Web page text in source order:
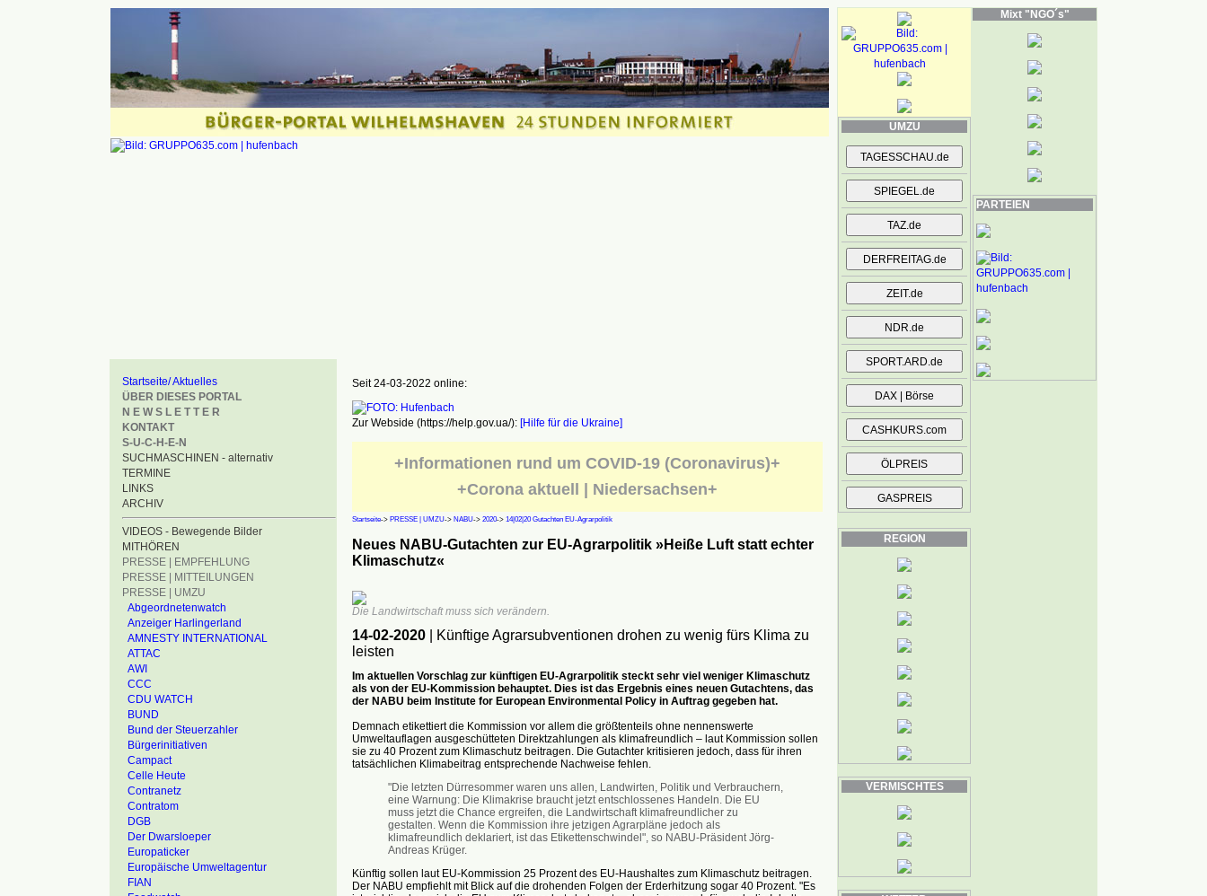
UMZU
REGION
VERMISCHTES
Mixt "NGO´s"
PARTEIEN
Startseite/ Aktuelles
ÜBER DIESES PORTAL
N E W S L E T T E R
KONTAKT
S-U-C-H-E-N
SUCHMASCHINEN - alternativ
TERMINE
LINKS
ARCHIV
VIDEOS - Bewegende Bilder
MITHÖREN
PRESSE | EMPFEHLUNG
PRESSE | MITTEILUNGEN
PRESSE | UMZU
Abgeordnetenwatch
Anzeiger Harlingerland
AMNESTY INTERNATIONAL
ATTAC
AWI
CCC
CDU WATCH
BUND
Bund der Steuerzahler
Bürgerinitiativen
Campact
Celle Heute
Contranetz
Contratom
DGB
Der Dwarsloeper
Europaticker
Europäische Umweltagentur
FIAN
Seit 24-03-2022 online:
Zur Webside (https://help.gov.ua/): [Hilfe für die Ukraine]
+Informationen rund um COVID-19 (Coronavirus)+
+Corona aktuell | Niedersachsen+
Startseite-> PRESSE | UMZU-> NABU-> 2020-> 14|02|20 Gutachten EU-Agrarpolitik
Neues NABU-Gutachten zur EU-Agrarpolitik »Heiße Luft statt echter
Klimaschutz«
Die Landwirtschaft muss sich verändern.
14-02-2020
| Künftige Agrarsubventionen drohen zu wenig fürs Klima zu
leisten
Im aktuellen Vorschlag zur künftigen EU-Agrarpolitik steckt sehr viel weniger Klimaschutz
als von der EU-Kommission behauptet. Dies ist das Ergebnis eines neuen Gutachtens, das
der NABU beim Institute for European Environmental Policy in Auftrag gegeben hat.
Demnach etikettiert die Kommission vor allem die größtenteils ohne nennenswerte
Umweltauflagen ausgeschütteten Direktzahlungen als klimafreundlich – laut Kommission sollen
sie zu 40 Prozent zum Klimaschutz beitragen. Die Gutachter kritisieren jedoch, dass für ihren
tatsächlichen Klimabeitrag entsprechende Nachweise fehlen.
"Die letzten Dürresommer waren uns allen, Landwirten, Politik und Verbrauchern,
eine Warnung: Die Klimakrise braucht jetzt entschlossenes Handeln. Die EU
muss jetzt die Chance ergreifen, die Landwirtschaft klimafreundlicher zu
gestalten. Wenn die Kommission ihre jetzigen Agrarpläne jedoch als
klimafreundlich deklariert, ist das Etikettenschwindel", so NABU-Präsident Jörg-
Andreas Krüger.
Künftig sollen laut EU-Kommission 25 Prozent des EU-Haushaltes zum Klimaschutz beitragen.
Der NABU empfiehlt mit Blick auf die drohenden Folgen der Erderhitzung sogar 40 Prozent. "Es